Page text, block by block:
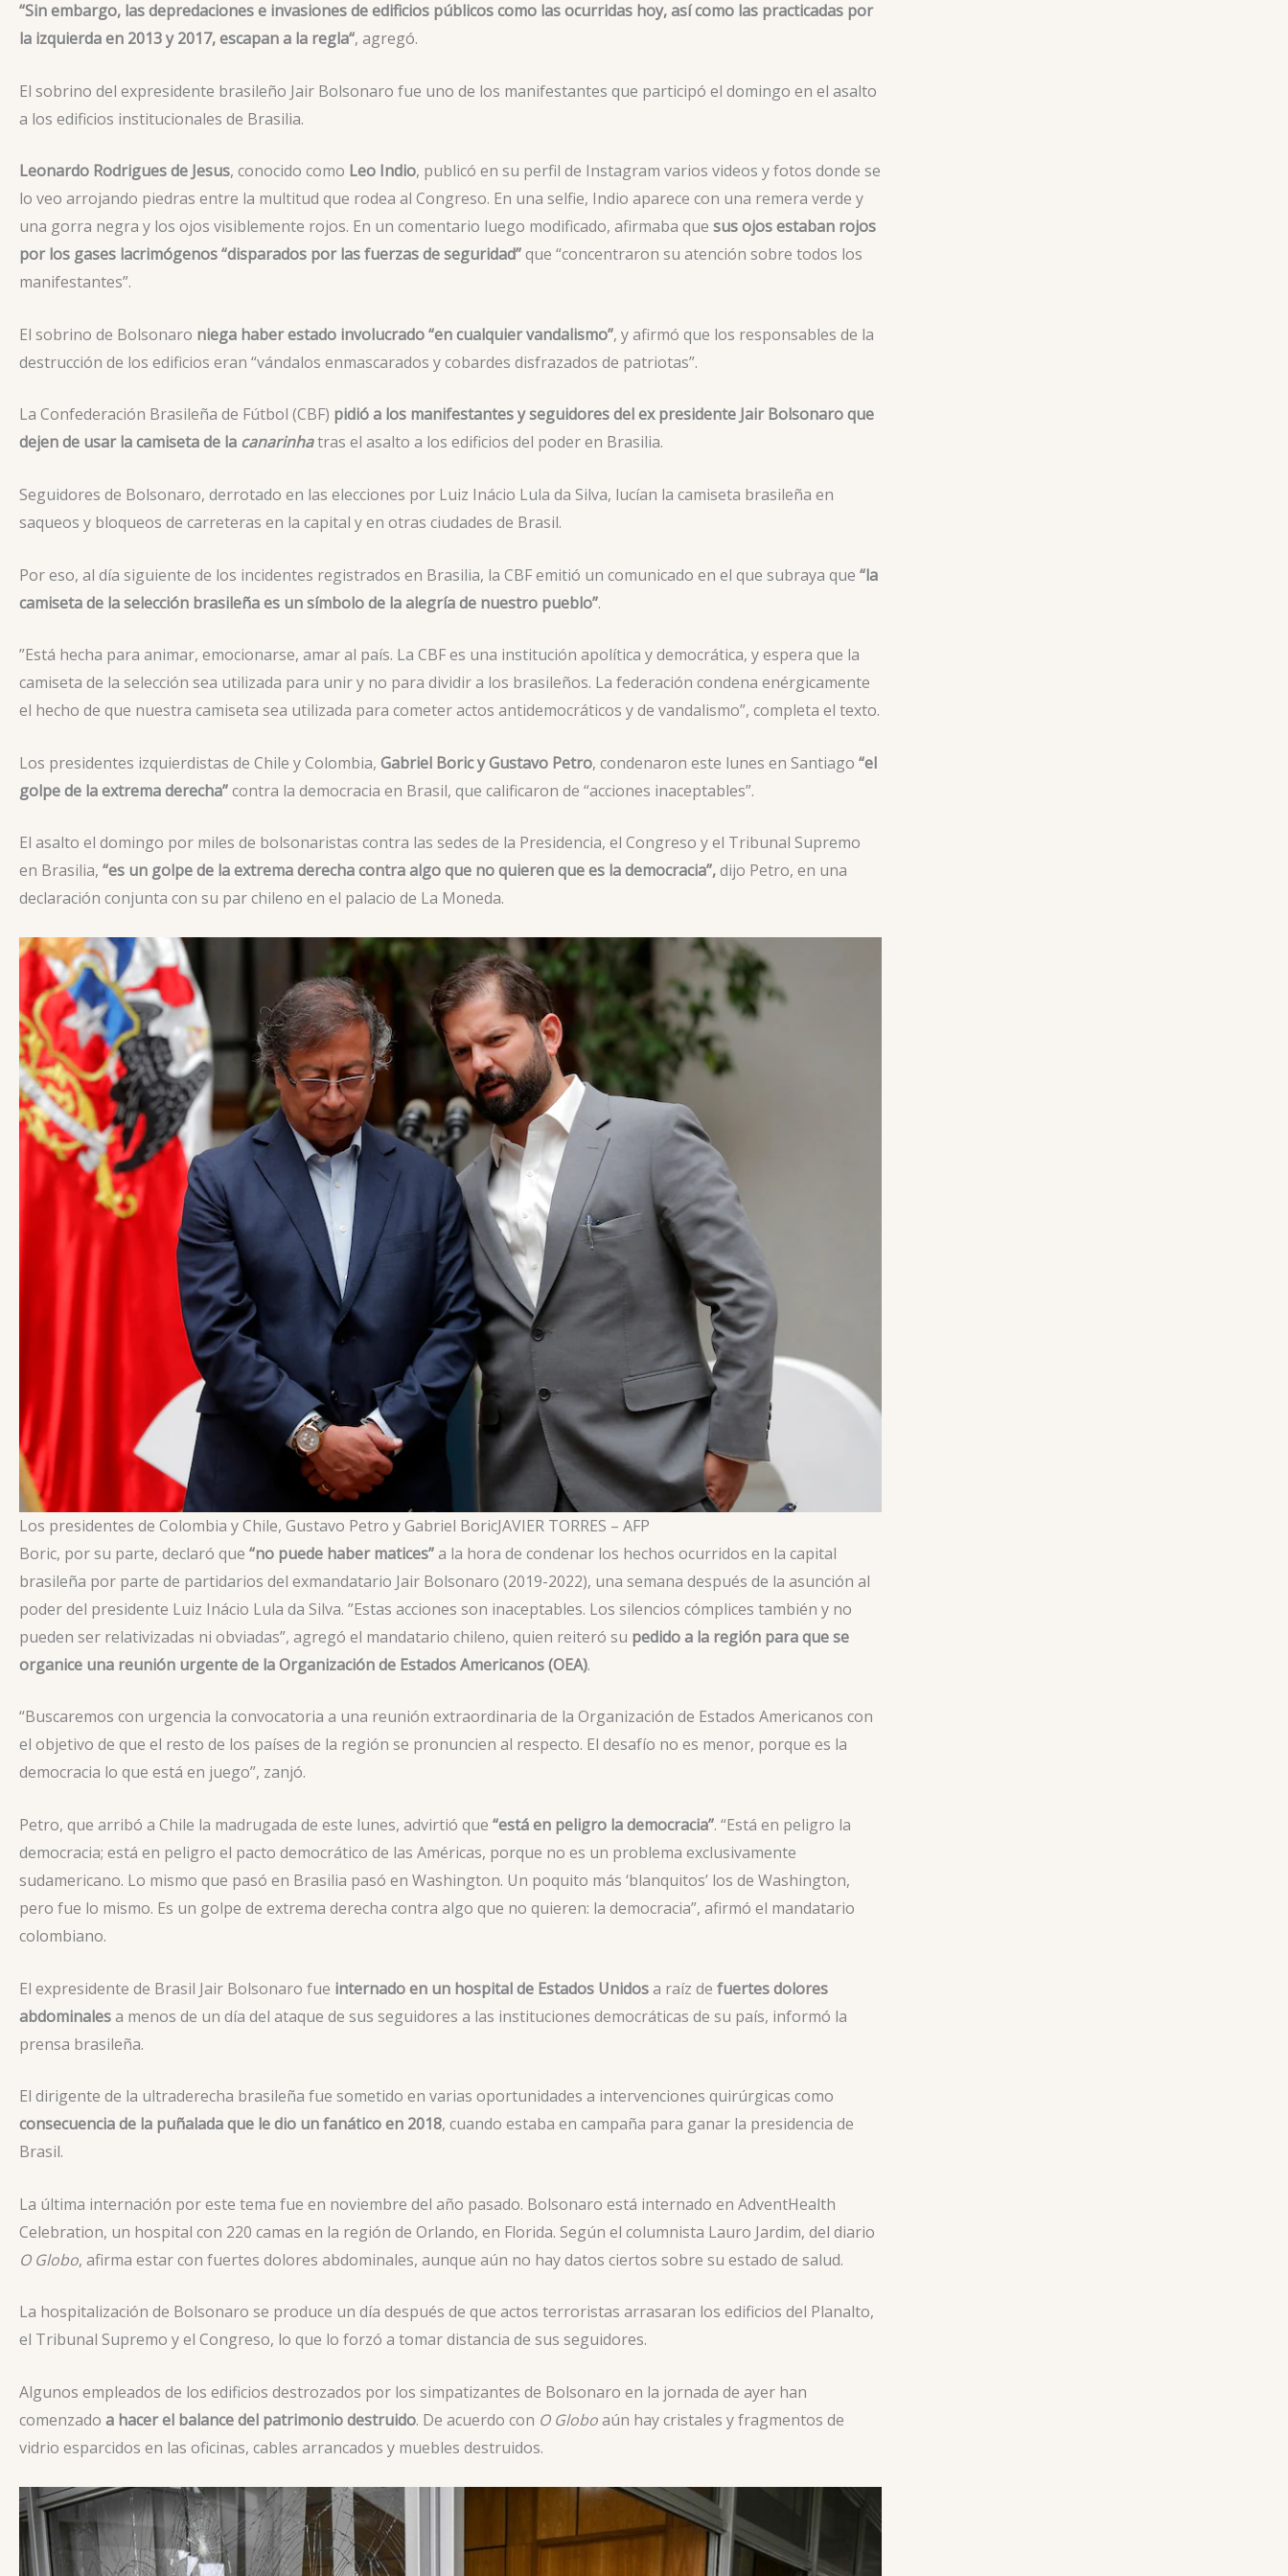
“Sin embargo, las depredaciones e invasiones de edificios públicos como las ocurridas hoy, así como las practicadas por
la izquierda en 2013 y 2017, escapan a la regla“, agregó.
El sobrino del expresidente brasileño Jair Bolsonaro fue uno de los manifestantes que participó el domingo en el asalto
a los edificios institucionales de Brasilia.
Leonardo Rodrigues de Jesus, conocido como Leo Indio, publicó en su perfil de Instagram varios videos y fotos donde se
lo veo arrojando piedras entre la multitud que rodea al Congreso. En una selfie, Indio aparece con una remera verde y
una gorra negra y los ojos visiblemente rojos. En un comentario luego modificado, afirmaba que sus ojos estaban rojos
por los gases lacrimógenos “disparados por las fuerzas de seguridad”que “concentraron su atención sobre todos los
manifestantes”.
El sobrino de Bolsonaro niega haber estado involucrado “en cualquier vandalismo”, y afirmó que los responsables de la
destrucción de los edificios eran “vándalos enmascarados y cobardes disfrazados de patriotas”.
La Confederación Brasileña de Fútbol (CBF) pidió a los manifestantes y seguidores del ex presidente Jair Bolsonaro que
dejen de usar la camiseta de la canarinhatras el asalto a los edificios del poder en Brasilia.
Seguidores de Bolsonaro, derrotado en las elecciones por Luiz Inácio Lula da Silva, lucían la camiseta brasileña en
saqueos y bloqueos de carreteras en la capital y en otras ciudades de Brasil.
Por eso, al día siguiente de los incidentes registrados en Brasilia, la CBF emitió un comunicado en el que subraya que “la
camiseta de la selección brasileña es un símbolo de la alegría de nuestro pueblo”.
”Está hecha para animar, emocionarse, amar al país. La CBF es una institución apolítica y democrática, y espera que la
camiseta de la selección sea utilizada para unir y no para dividir a los brasileños. La federación condena enérgicamente
el hecho de que nuestra camiseta sea utilizada para cometer actos antidemocráticos y de vandalismo”, completa el texto.
Los presidentes izquierdistas de Chile y Colombia, Gabriel Boric y Gustavo Petro, condenaron este lunes en Santiago “el
golpe de la extrema derecha”contra la democracia en Brasil, que calificaron de “acciones inaceptables”.
El asalto el domingo por miles de bolsonaristas contra las sedes de la Presidencia, el Congreso y el Tribunal Supremo
en Brasilia, “es un golpe de la extrema derecha contra algo que no quieren que es la democracia”,dijo Petro, en una
declaración conjunta con su par chileno en el palacio de La Moneda.
Los presidentes de Colombia y Chile, Gustavo Petro y Gabriel BoricJAVIER TORRES – AFP
Boric, por su parte, declaró que “no puede haber matices”a la hora de condenar los hechos ocurridos en la capital
brasileña por parte de partidarios del exmandatario Jair Bolsonaro (2019-2022), una semana después de la asunción al
poder del presidente Luiz Inácio Lula da Silva. ”Estas acciones son inaceptables. Los silencios cómplices también y no
pueden ser relativizadas ni obviadas”, agregó el mandatario chileno, quien reiteró su pedido a la región para que se
organice una reunión urgente de la Organización de Estados Americanos (OEA).
“Buscaremos con urgencia la convocatoria a una reunión extraordinaria de la Organización de Estados Americanos con
el objetivo de que el resto de los países de la región se pronuncien al respecto. El desafío no es menor, porque es la
democracia lo que está en juego”, zanjó.
Petro, que arribó a Chile la madrugada de este lunes, advirtió que “está en peligro la democracia”. “Está en peligro la
democracia; está en peligro el pacto democrático de las Américas, porque no es un problema exclusivamente
sudamericano. Lo mismo que pasó en Brasilia pasó en Washington. Un poquito más ‘blanquitos’ los de Washington,
pero fue lo mismo. Es un golpe de extrema derecha contra algo que no quieren: la democracia”, afirmó el mandatario
colombiano.
El expresidente de Brasil Jair Bolsonaro fue internado en un hospital de Estados Unidosa raíz de fuertes dolores
abdominalesa menos de un día del ataque de sus seguidores a las instituciones democráticas de su país, informó la
prensa brasileña.
El dirigente de la ultraderecha brasileña fue sometido en varias oportunidades a intervenciones quirúrgicas como
consecuencia de la puñalada que le dio un fanático en 2018, cuando estaba en campaña para ganar la presidencia de
Brasil.
La última internación por este tema fue en noviembre del año pasado. Bolsonaro está internado en AdventHealth
Celebration, un hospital con 220 camas en la región de Orlando, en Florida. Según el columnista Lauro Jardim, del diario
O Globo, afirma estar con fuertes dolores abdominales, aunque aún no hay datos ciertos sobre su estado de salud.
La hospitalización de Bolsonaro se produce un día después de que actos terroristas arrasaran los edificios del Planalto,
el Tribunal Supremo y el Congreso, lo que lo forzó a tomar distancia de sus seguidores.
Algunos empleados de los edificios destrozados por los simpatizantes de Bolsonaro en la jornada de ayer han
comenzado a hacer el balance del patrimonio destruido. De acuerdo con O Globoaún hay cristales y fragmentos de
vidrio esparcidos en las oficinas, cables arrancados y muebles destruidos.